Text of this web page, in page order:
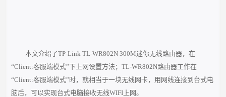
本文介绍了TP-Link TL-WR802N 300M迷你无线路由器，在
“Client:客服端模式”下上网设置方法；TL-WR802N路由器工作在
“Client:客服端模式”时，就相当于一块无线网卡，用网线连接到台式电
脑后，可以实现台式电脑接收无线WIFI上网。